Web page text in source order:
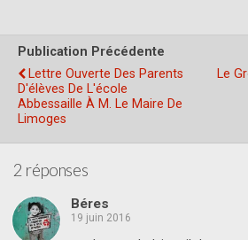
Publication Précédente
Lettre Ouverte Des Parents
D'élèves De L'école
Abbessaille À M. Le Maire De
Limoges
Le
2 réponses
Béres
19 juin 2016